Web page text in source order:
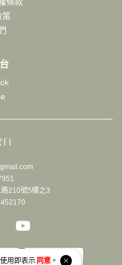
用即表示 同意 。
策
210號5樓之3
page
pageYoutube page